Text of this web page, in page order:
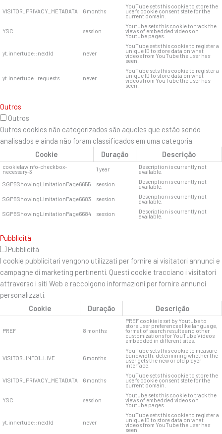
VISITOR_PRIVACY_METADATA 6 months
YouTube sets this cookie to store the
user's cookie consent state for the
current domain.
YSC session
Youtube sets this cookie to track the
views of embedded videos on
Youtube pages.
yt.innertube::nextId never
YouTube sets this cookie to register a
unique ID to store data on what
videos from YouTube the user has
seen.
yt.innertube::requests never
YouTube sets this cookie to register a
unique ID to store data on what
videos from YouTube the user has
seen.
Outros
Outros
Outros cookies não categorizados são aqueles que estão sendo
analisados ​​e ainda não foram classificados em uma categoria.
Cookie
Duração Descrição
cookielawinfo-checkbox-
necessary-3 1 year Description is currently not
available.
SGPBShowingLimitationPage6655
session Description is currently not
available.
SGPBShowingLimitationPage6683
session Description is currently not
available.
SGPBShowingLimitationPage6684
session Description is currently not
available.
Pubblicità
Pubblicità
I cookie pubblicitari vengono utilizzati per fornire ai visitatori annunci e
campagne di marketing pertinenti. Questi cookie tracciano i visitatori
attraverso i siti Web e raccolgono informazioni per fornire annunci
personalizzati.
Cookie
Duração Descrição
PREF 8 months
PREF cookie is set by Youtube to
store user preferences like language,
format of search results and other
customizations for YouTube Videos
embedded in different sites.
VISITOR_INFO1_LIVE 6 months
YouTube sets this cookie to measure
bandwidth, determining whether the
user gets the new or old player
interface.
VISITOR_PRIVACY_METADATA 6 months
YouTube sets this cookie to store the
user's cookie consent state for the
current domain.
YSC session
Youtube sets this cookie to track the
views of embedded videos on
Youtube pages.
yt.innertube::nextId never
YouTube sets this cookie to register a
unique ID to store data on what
videos from YouTube the user has
seen.